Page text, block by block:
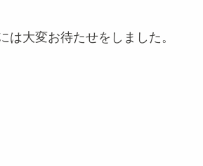
大変お待たせをしました。